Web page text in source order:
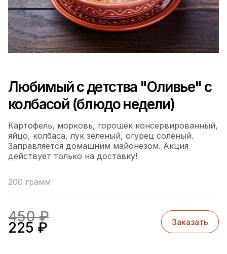
Любимый с детства "Оливье" с
колбасой (блюдо недели)
Картофель, морковь, горошек консервированный,
яйцо, колбаса, лук зеленый, огурец солёный.
Заправляется домашним майонезом. Акция
действует только на доставку!
200 грамм
450₽
225 ₽ Заказать